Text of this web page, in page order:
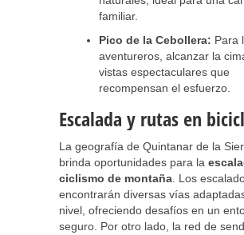
familiar.
Pico de la Cebollera: Para
aventureros, alcanzar la
vistas espectaculares que
recompensan el esfuerzo.
Escalada y rutas en
La geografía de Quintanar de la
brinda oportunidades para la
ciclismo de montaña . Los
encontrarán diversas vías
nivel, ofreciendo desafíos en un
seguro. Por otro lado, la red de